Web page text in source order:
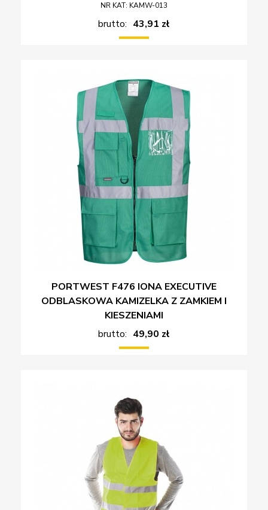
NR KAT: KAMW-013
brutto: 43,91 zł
PORTWEST F476 IONA EXECUTIVE
ODBLASKOWA KAMIZELKA Z ZAMKIEM I
KIESZENIAMI
brutto: 49,90 zł